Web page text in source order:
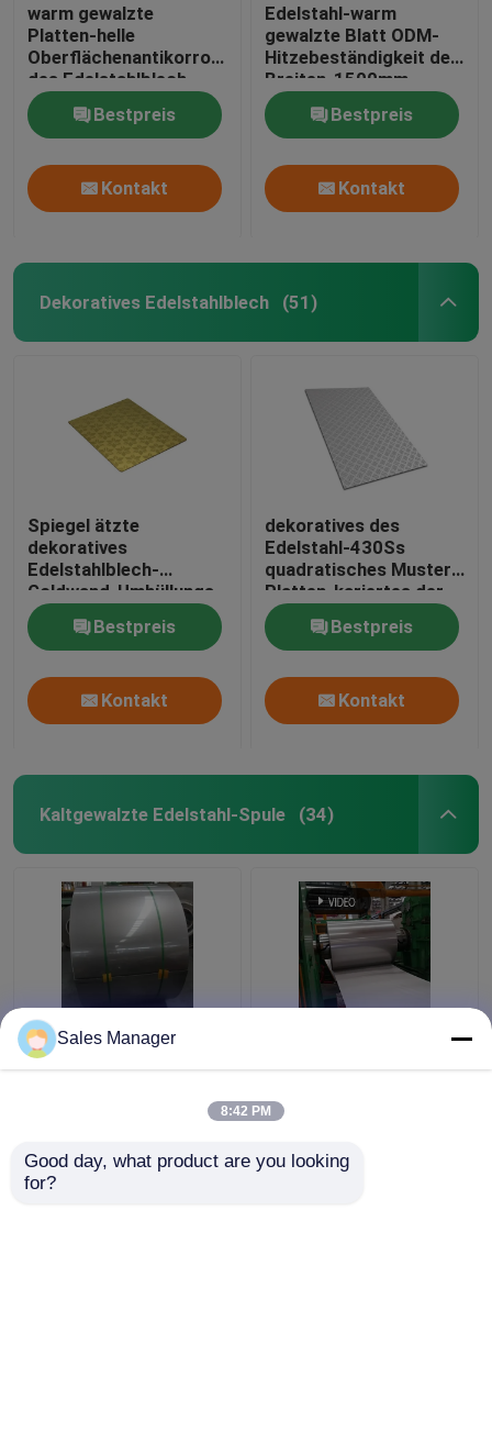
warm gewalzte
Platten-helle
Oberflächenantikorrosion
des Edelstahlblech-
304N
Bestpreis
Kontakt
Edelstahl-warm
gewalzte Blatt ODM-
Hitzebeständigkeit der
Breiten-1500mm
Bestpreis
Kontakt
Dekoratives Edelstahlblech (51)
Spiegel ätzte
dekoratives
Edelstahlblech-
Goldwand-Umhüllungs-
Blatt
Bestpreis
Kontakt
dekoratives des
Edelstahl-430Ss
quadratisches Muster
Platten-kariertes der
Stärke-1mm
Bestpreis
Kontakt
Kaltgewalzte Edelstahl-Spule (34)
Kaltgewalztes des
Edelstahl-Sus316 304
Dekoration
Sales Manager
8:42 PM
Good day, what product are you looking
for?